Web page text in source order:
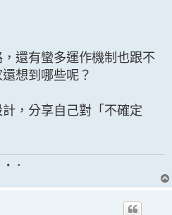
還有蠻多運作機制也跟不
想到哪些呢？
，分享自己對「不確定
．